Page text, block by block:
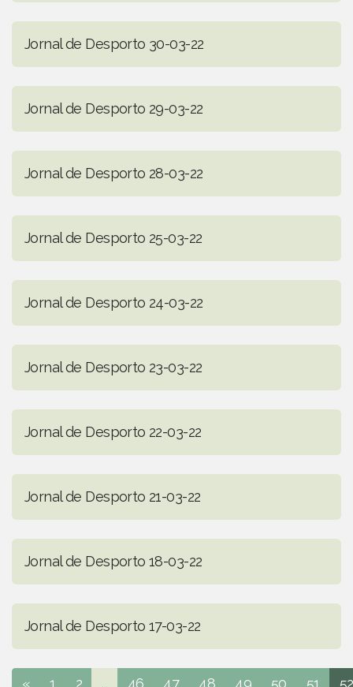
Jornal de Desporto 30-03-22
Jornal de Desporto 29-03-22
Jornal de Desporto 28-03-22
Jornal de Desporto 25-03-22
Jornal de Desporto 24-03-22
Jornal de Desporto 23-03-22
Jornal de Desporto 22-03-22
Jornal de Desporto 21-03-22
Jornal de Desporto 18-03-22
Jornal de Desporto 17-03-22